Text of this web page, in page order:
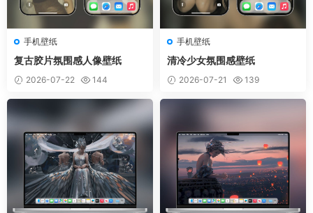
手机壁纸
复古胶片氛围感人像壁纸
2026-07-22 144
手机壁纸
清冷少女氛围感壁纸
2026-07-21 139